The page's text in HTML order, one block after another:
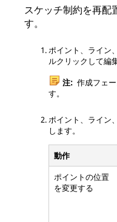
スケッチ制約を再配
す。
ポイント、ライン
ルクリックして編
注: 作成フェ
す。
ポイント、ライン
します。
動作
ポイントの位置
を変更する